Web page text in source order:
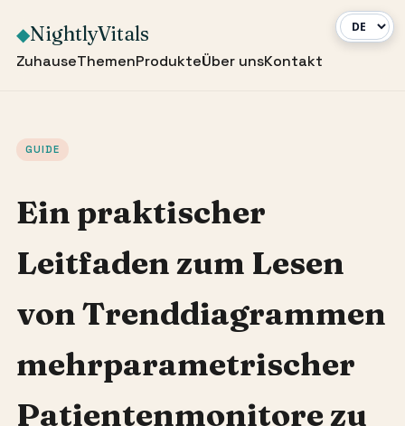
◆NightlyVitals
ZuhauseThemenProdukteÜber unsKontakt
GUIDE
Ein praktischer
Leitfaden zum Lesen
von Trenddiagrammen
mehrparametrischer
Patientenmonitore zu